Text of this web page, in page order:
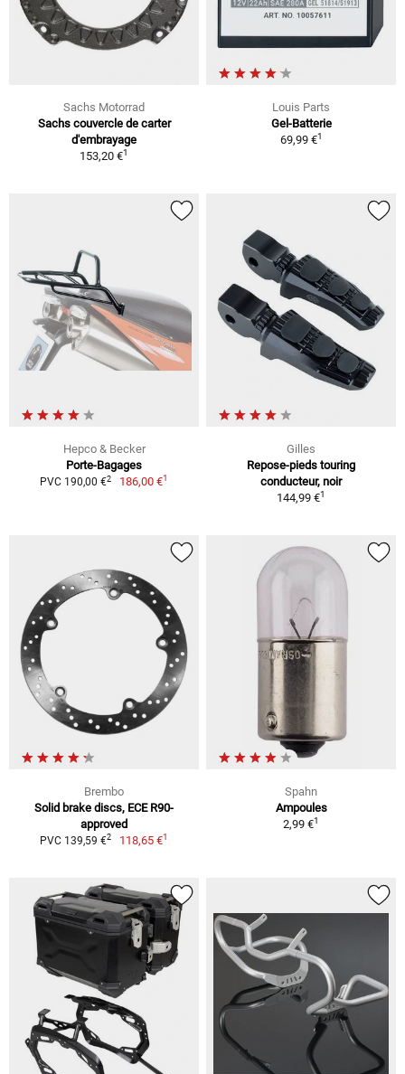
Sachs Motorrad
Sachs couvercle de carter
d'embrayage
153,20 €1
Louis Parts
Gel-Batterie
69,99 €1
Hepco & Becker
Porte-Bagages
PVC 190,00 €2 186,00 €1
Gilles
Repose-pieds touring
conducteur, noir
144,99 €1
Brembo
Solid brake discs, ECE R90-
approved
PVC 139,59 €2 118,65 €1
Spahn
Ampoules
2,99 €1